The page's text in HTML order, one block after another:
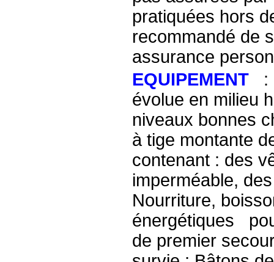
pratiquées hors
recommandé de
assurance
EQUIPEMENT
:
évolue en milieu
niveaux bonnes
à tige montante
contenant : des
imperméable,
Nourriture,
énergétiques
de premier